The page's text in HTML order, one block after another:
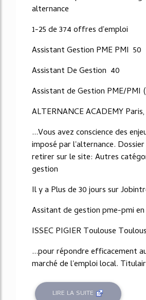
alternance
1-25 de 374 offres d'emploi
Assistant Gestion PME PMI 50
Assistant De Gestion 40
Assistant de Gestion PME/PMI
ALTERNANCE ACADEMY
...Vous avez conscience des
imposé par l'alternance.
retirer sur le site: Autres
gestion
Il y a Plus de 30 jours sur
Assitant de gestion pme-pmi
ISSEC PIGIER Toulouse
...pour répondre efficacement
marché de l'emploi local.
LIRE LA SUITE